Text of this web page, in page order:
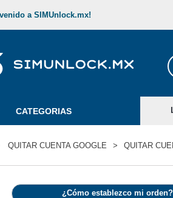
a SIMUnlock.mx!
CATEGORIAS
QUITAR CUENTA GOOGLE > QUITAR
¿Cómo establezco mi orden?